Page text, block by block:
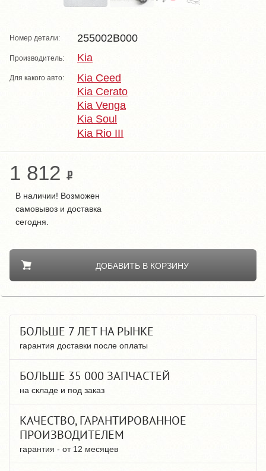
Номер детали: 255002B000
Производитель: Kia
Для какого авто:
Kia Ceed
Kia Cerato
Kia Venga
Kia Soul
Kia Rio III
1 812
В наличии! Возможен
самовывоз и доставка
сегодня.
ДОБАВИТЬ В КОРЗИНУ
БОЛЬШЕ 7 ЛЕТ НА РЫНКЕ
гарантия доставки после оплаты
БОЛЬШЕ 35 000 ЗАПЧАСТЕЙ
на складе и под заказ
КАЧЕСТВО, ГАРАНТИРОВАННОЕ
ПРОИЗВОДИТЕЛЕМ
гарантия - от 12 месяцев